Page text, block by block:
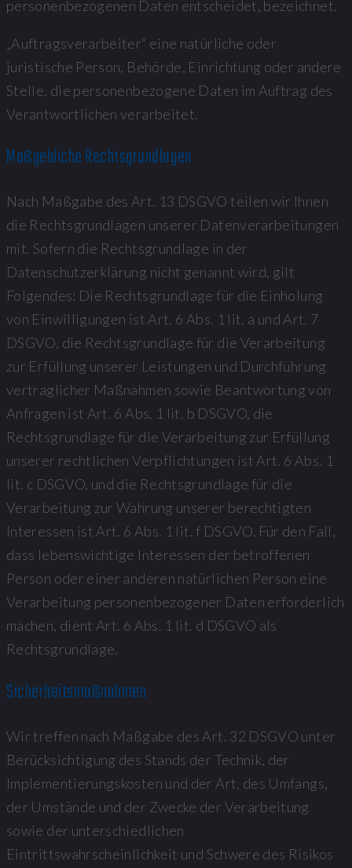
personenbezogenen Daten entscheidet, bezeichnet.
„Auftragsverarbeiter“ eine natürliche oder
juristische Person, Behörde, Einrichtung oder andere
Stelle, die personenbezogene Daten im Auftrag des
Verantwortlichen verarbeitet.
Maßgebliche Rechtsgrundlagen
Nach Maßgabe des Art. 13 DSGVO teilen wir Ihnen
die Rechtsgrundlagen unserer Datenverarbeitungen
mit. Sofern die Rechtsgrundlage in der
Datenschutzerklärung nicht genannt wird, gilt
Folgendes: Die Rechtsgrundlage für die Einholung
von Einwilligungen ist Art. 6 Abs. 1 lit. a und Art. 7
DSGVO, die Rechtsgrundlage für die Verarbeitung
zur Erfüllung unserer Leistungen und Durchführung
vertraglicher Maßnahmen sowie Beantwortung von
Anfragen ist Art. 6 Abs. 1 lit. b DSGVO, die
Rechtsgrundlage für die Verarbeitung zur Erfüllung
unserer rechtlichen Verpflichtungen ist Art. 6 Abs. 1
lit. c DSGVO, und die Rechtsgrundlage für die
Verarbeitung zur Wahrung unserer berechtigten
Interessen ist Art. 6 Abs. 1 lit. f DSGVO. Für den Fall,
dass lebenswichtige Interessen der betroffenen
Person oder einer anderen natürlichen Person eine
Verarbeitung personenbezogener Daten erforderlich
machen, dient Art. 6 Abs. 1 lit. d DSGVO als
Rechtsgrundlage.
Sicherheitsmaßnahmen
Wir treffen nach Maßgabe des Art. 32 DSGVO unter
Berücksichtigung des Stands der Technik, der
Implementierungskosten und der Art, des Umfangs,
der Umstände und der Zwecke der Verarbeitung
sowie der unterschiedlichen
Eintrittswahrscheinlichkeit und Schwere des Risikos